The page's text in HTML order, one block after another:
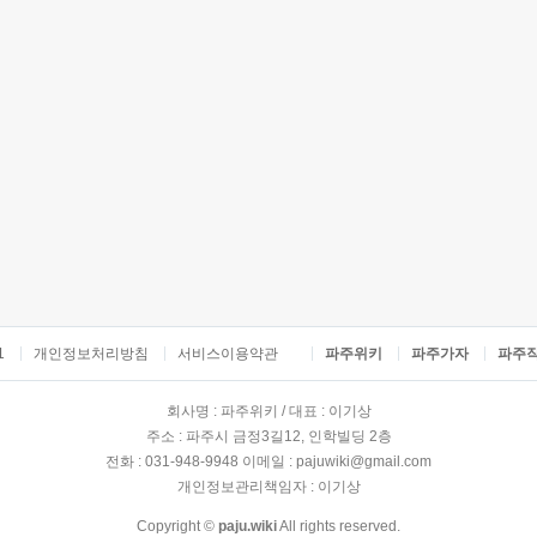
개인정보처리방침 서비스이용약관 파주위키 파주가자 파주
회사명 : 파주위키 / 대표 : 이기상
주소 : 파주시 금정3길12, 인학빌딩 2층
전화 : 031-948-9948 이메일 : pajuwiki@gmail.com
개인정보관리책임자 : 이기상
Copyright © paju.wikiAll rights reserved.